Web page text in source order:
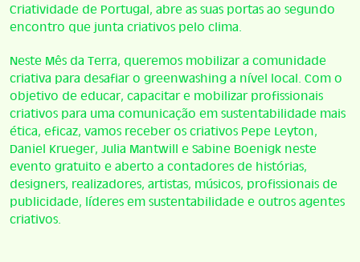
Criatividade de Portugal, abre as suas portas ao segundo
encontro que junta criativos pelo clima.
Neste Mês da Terra, queremos mobilizar a comunidade
criativa para desafiar o greenwashing a nível local. Com o
objetivo de educar, capacitar e mobilizar profissionais
criativos para uma comunicação em sustentabilidade mais
ética, eficaz, vamos receber os criativos Pepe Leyton,
Daniel Krueger, Julia Mantwill e Sabine Boenigk neste
evento gratuito e aberto a contadores de histórias,
designers, realizadores, artistas, músicos, profissionais de
publicidade, líderes em sustentabilidade e outros agentes
criativos.